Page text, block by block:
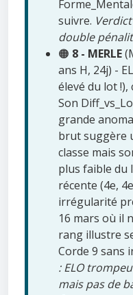
suivre.
double
🟠 8 - MERLE
ans H, 24j) -
élevé du lot !),
Son
grande
brut suggère
classe mais
plus faible du
récente (4e,
irrégularité
16 mars où il
rang illustre
Corde 9 sans
: ELO
mais pas de